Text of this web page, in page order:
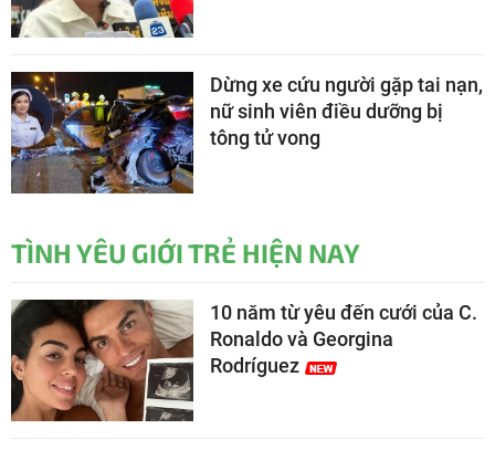
Dừng xe cứu người gặp tai nạn,
nữ sinh viên điều dưỡng bị
tông tử vong
TÌNH YÊU GIỚI TRẺ HIỆN NAY
10 năm từ yêu đến cưới của C.
Ronaldo và Georgina
Rodríguez